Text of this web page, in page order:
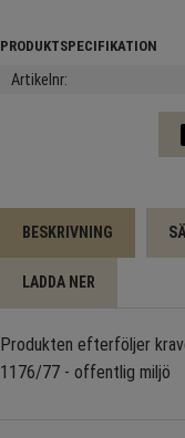
Artikelnr
BESKRIVNING
LADDA NER
Produkten efterföljer
1176/77 - offentlig miljö